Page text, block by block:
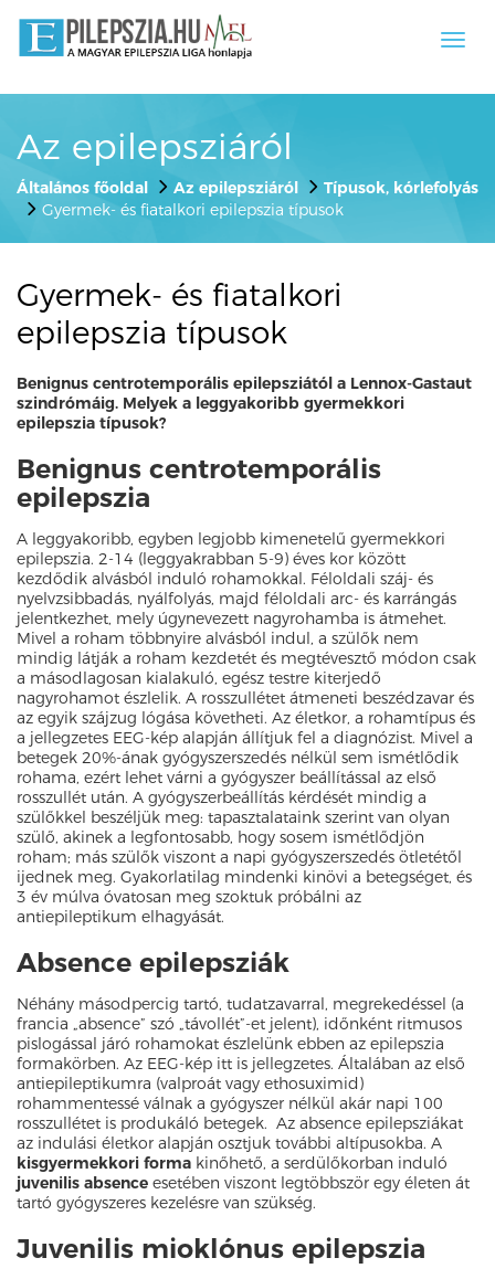
Az epilepsziáról
Általános főoldal Az epilepsziáról
Típusok, kórlefolyás
Gyermek- és fiatalkori epilepszia típusok
Gyermek- és fiatalkori
epilepszia típusok
Benignus centrotemporális epilepsziától a Lennox-Gastaut
szindrómáig. Melyek a leggyakoribb gyermekkori
epilepszia típusok?
Benignus centrotemporális
epilepszia
A leggyakoribb, egyben legjobb kimenetelű gyermekkori
epilepszia. 2-14 (leggyakrabban 5-9) éves kor között
kezdődik alvásból induló rohamokkal. Féloldali száj- és
nyelvzsibbadás, nyálfolyás, majd féloldali arc- és karrángás
jelentkezhet, mely úgynevezett nagyrohamba is átmehet.
Mivel a roham többnyire alvásból indul, a szülők nem
mindig látják a roham kezdetét és megtévesztő módon csak
a másodlagosan kialakuló, egész testre kiterjedő
nagyrohamot észlelik. A rosszullétet átmeneti beszédzavar és
az egyik szájzug lógása követheti. Az életkor, a rohamtípus és
a jellegzetes EEG-kép alapján állítjuk fel a diagnózist. Mivel a
betegek 20%-ának gyógyszerszedés nélkül sem ismétlődik
rohama, ezért lehet várni a gyógyszer beállítással az első
rosszullét után. A gyógyszerbeállítás kérdését mindig a
szülőkkel beszéljük meg: tapasztalataink szerint van olyan
szülő, akinek a legfontosabb, hogy sosem ismétlődjön
roham; más szülők viszont a napi gyógyszerszedés ötletétől
ijednek meg. Gyakorlatilag mindenki kinövi a betegséget, és
3 év múlva óvatosan meg szoktuk próbálni az
antiepileptikum elhagyását.
Absence epilepsziák
Néhány másodpercig tartó, tudatzavarral, megrekedéssel (a
francia „absence” szó „távollét”-et jelent), időnként ritmusos
pislogással járó rohamokat észlelünk ebben az epilepszia
formakörben. Az EEG-kép itt is jellegzetes. Általában az első
antiepileptikumra (valproát vagy ethosuximid)
rohammentessé válnak a gyógyszer nélkül akár napi 100
rosszullétet is produkáló betegek. Az absence epilepsziákat
az indulási életkor alapján osztjuk további altípusokba. A
kisgyermekkori forma kinőhető, a serdülőkorban induló
juvenilis absence esetében viszont legtöbbször egy életen át
tartó gyógyszeres kezelésre van szükség.
Juvenilis mioklónus epilepszia